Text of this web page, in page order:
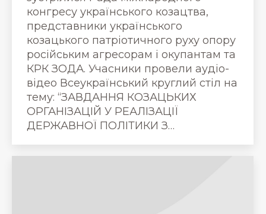
конгресу українського козацтва,
представники українського
козацького патріотичного руху опору
російським агресорам і окупантам та
КРК ЗОДА. Учасники провели аудіо-
відео Всеукраїнський круглий стіл на
тему: “ЗАВДАННЯ КОЗАЦЬКИХ
ОРГАНІЗАЦІЙ У РЕАЛІЗАЦІЇ
ДЕРЖАВНОЇ ПОЛІТИКИ З…